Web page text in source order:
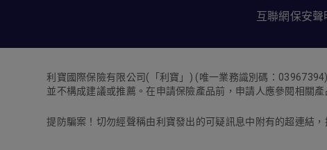
互聯網保安聲
利寶國際保險有限公司( 「利寶」 ) (唯一業務識別碼： 03967394)
並不構成建議或推薦。在申請保險產品前，申請人應參閱相關
提防騙案！切勿經聲稱由利寶發出的可疑訊息中附有的超連結